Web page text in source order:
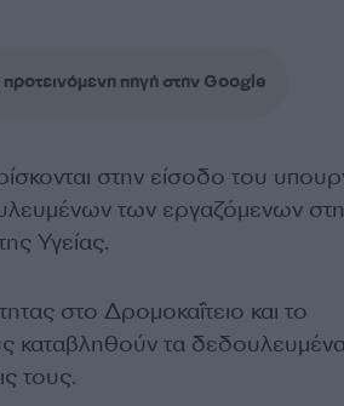
πηγή στην Google
στην είσοδο του
των εργαζόμενων στη
Υγείας.
στο Δρομοκαΐτειο και το
καταβληθούν τα
τους.